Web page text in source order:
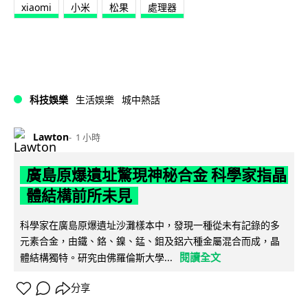
xiaomi 小米 松果 處理器
科技娛樂 生活娛樂 城中熱話
Lawton 1 小時
廣島原爆遺址驚現神秘合金 科學家指晶
體結構前所未見
科學家在廣島原爆遺址沙灘樣本中，發現一種從未有記錄的多
元素合金，由鐵、鉻、鎳、錳、鉬及鋁六種金屬混合而成，晶
體結構獨特。研究由佛羅倫斯大學...
閱讀全文
分享